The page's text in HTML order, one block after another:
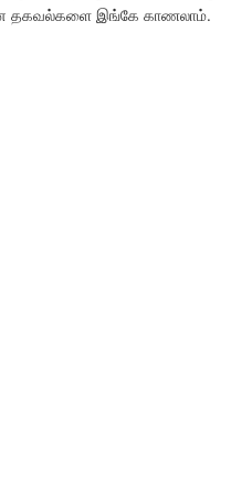
தகவல்களை இங்கே காணலாம்.